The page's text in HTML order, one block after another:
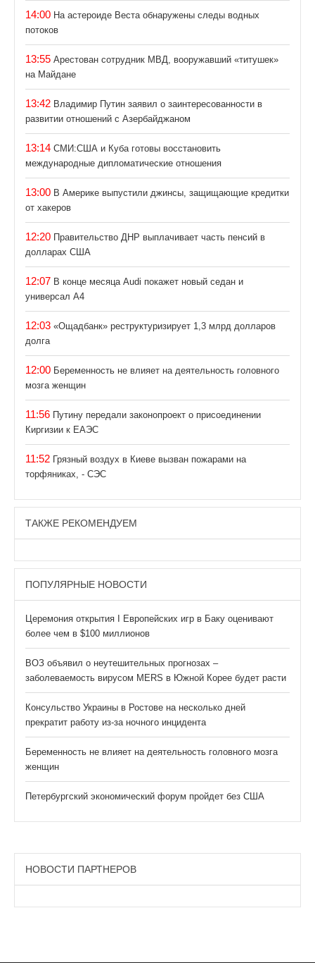
14:00 На астероиде Веста обнаружены следы водных
потоков
13:55 Арестован сотрудник МВД, вооружавший «титушек»
на Майдане
13:42 Владимир Путин заявил о заинтересованности в
развитии отношений с Азербайджаном
13:14 СМИ:США и Куба готовы восстановить
международные дипломатические отношения
13:00 В Америке выпустили джинсы, защищающие кредитки
от хакеров
12:20 Правительство ДНР выплачивает часть пенсий в
долларах США
12:07 В конце месяца Audi покажет новый седан и
универсал А4
12:03 «Ощадбанк» реструктуризирует 1,3 млрд долларов
долга
12:00 Беременность не влияет на деятельность головного
мозга женщин
11:56 Путину передали законопроект о присоединении
Киргизии к ЕАЭС
11:52 Грязный воздух в Киеве вызван пожарами на
торфяниках, - СЭС
ТАКЖЕ РЕКОМЕНДУЕМ
ПОПУЛЯРНЫЕ НОВОСТИ
Церемония открытия І Европейских игр в Баку оценивают
более чем в $100 миллионов
ВОЗ объявил о неутешительных прогнозах –
заболеваемость вирусом MERS в Южной Корее будет расти
Консульство Украины в Ростове на несколько дней
прекратит работу из-за ночного инцидента
Беременность не влияет на деятельность головного мозга
женщин
Петербургский экономический форум пройдет без США
НОВОСТИ ПАРТНЕРОВ